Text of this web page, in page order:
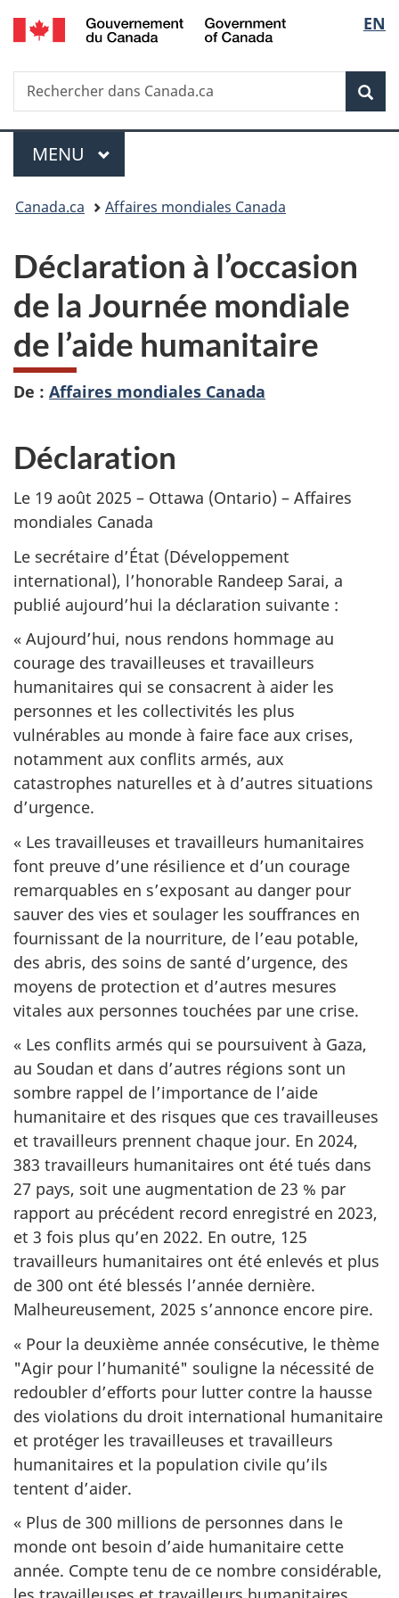
Passer
au
principal
Passer
à
Au
du
Passer
à
version
simplifiée
de
la
EN
Recherche
Rechercher
dans
Menu
MENU PRINCIPAL
Vous
ici :
Canada.ca Affaires mondiales Canada
Déclaration à l’occasion
de la Journée mondiale
de l’aide humanitaire
De : Affaires mondiales Canada
Déclaration
Le 19 août 2025 – Ottawa (Ontario) – Affaires
mondiales Canada
Le secrétaire d’État (Développement
international), l’honorable Randeep Sarai, a
publié aujourd’hui la déclaration suivante :
« Aujourd’hui, nous rendons hommage au
courage des travailleuses et travailleurs
humanitaires qui se consacrent à aider les
personnes et les collectivités les plus
vulnérables au monde à faire face aux crises,
notamment aux conflits armés, aux
catastrophes naturelles et à d’autres situations
d’urgence.
« Les travailleuses et travailleurs humanitaires
font preuve d’une résilience et d’un courage
remarquables en s’exposant au danger pour
sauver des vies et soulager les souffrances en
fournissant de la nourriture, de l’eau potable,
des abris, des soins de santé d’urgence, des
moyens de protection et d’autres mesures
vitales aux personnes touchées par une crise.
« Les conflits armés qui se poursuivent à Gaza,
au Soudan et dans d’autres régions sont un
sombre rappel de l’importance de l’aide
humanitaire et des risques que ces travailleuses
et travailleurs prennent chaque jour. En 2024,
383 travailleurs humanitaires ont été tués dans
27 pays, soit une augmentation de 23 % par
rapport au précédent record enregistré en 2023,
et 3 fois plus qu’en 2022. En outre, 125
travailleurs humanitaires ont été enlevés et plus
de 300 ont été blessés l’année dernière.
Malheureusement, 2025 s’annonce encore pire.
« Pour la deuxième année consécutive, le thème
"Agir pour l’humanité" souligne la nécessité de
redoubler d’efforts pour lutter contre la hausse
des violations du droit international humanitaire
et protéger les travailleuses et travailleurs
humanitaires et la population civile qu’ils
tentent d’aider.
« Plus de 300 millions de personnes dans le
monde ont besoin d’aide humanitaire cette
année. Compte tenu de ce nombre considérable,